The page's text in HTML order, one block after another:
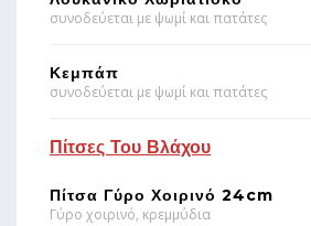
συνοδεύεται με ψωμί και πατάτες
Κεμπάπ
συνοδεύεται με ψωμί και πατάτες
Πίτσες Του Βλάχου
Πίτσα Γύρο Χοιρινό 24cm
Γύρο χοιρινό, κρεμμύδια